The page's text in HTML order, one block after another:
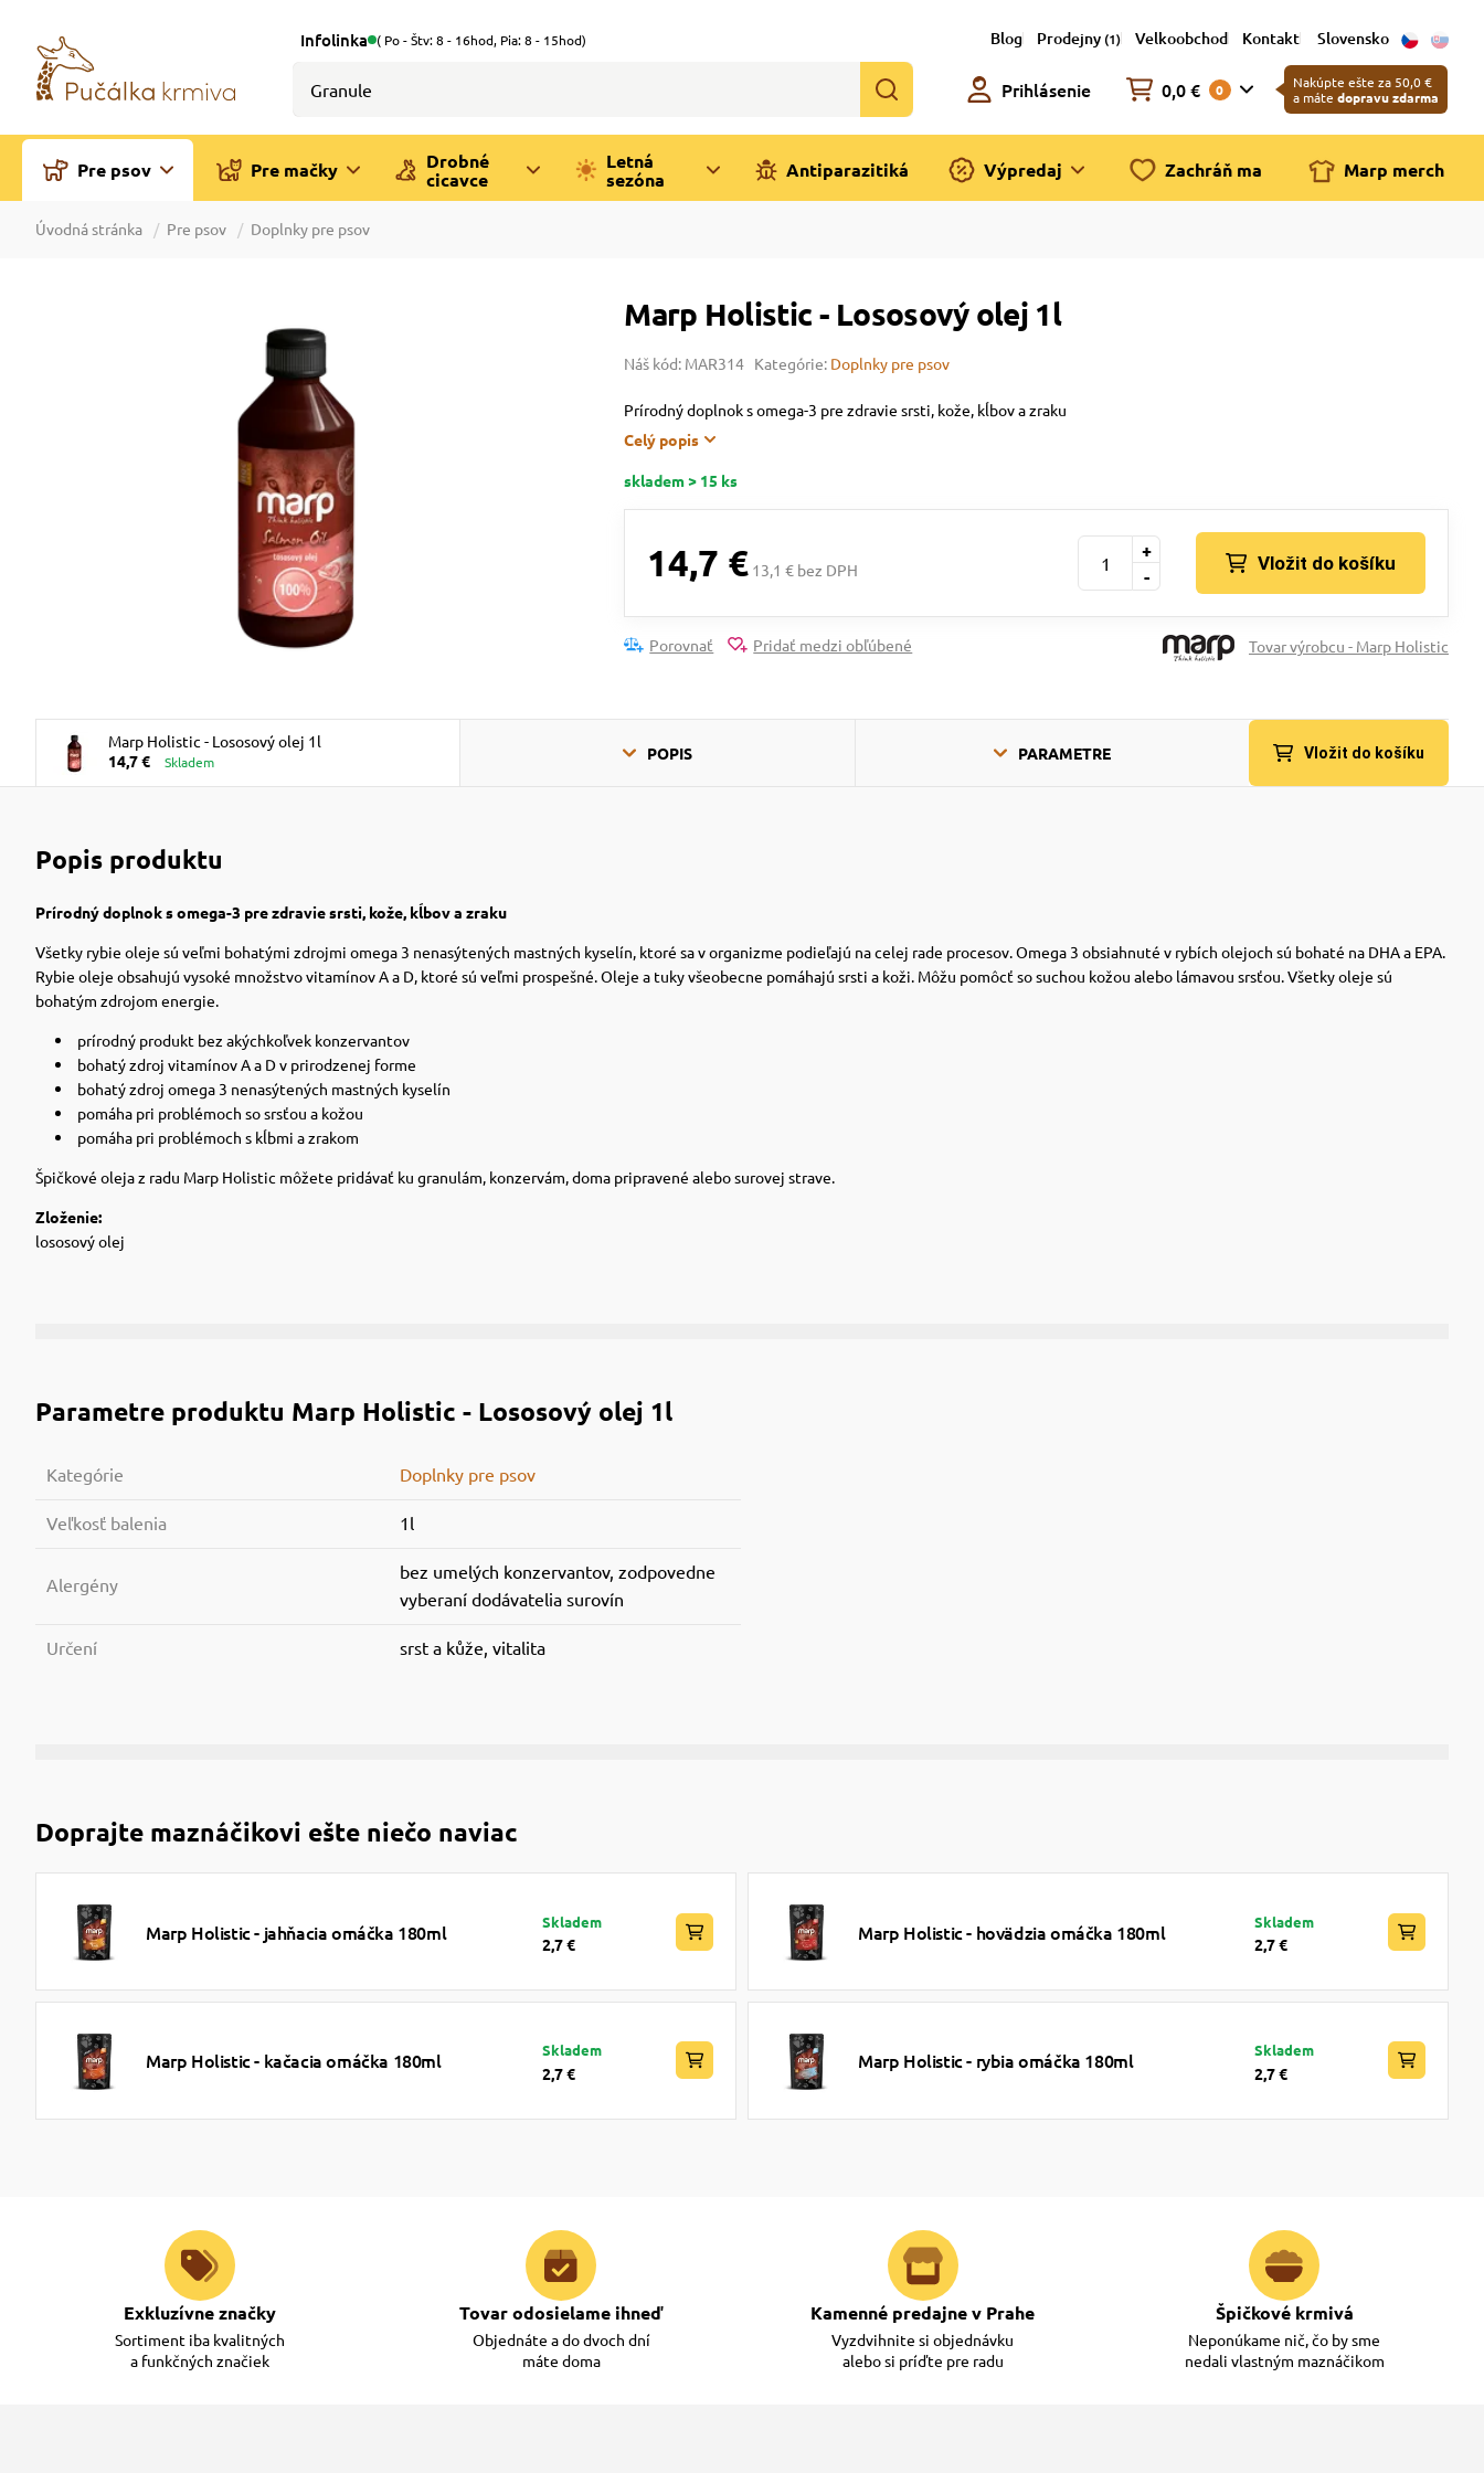
Infolinka ( Po - Štv: 8 - 16hod, Pia: 8 - 15hod) Blog Prodejny (1) Velkoobchod Kontakt Slovensko
Prihlásenie 0,0 € 0
Nakúpte ešte za 50,0 €
a máte dopravu zdarma
Pre psov Pre mačky
Drobné
cicavce
Letná
sezóna
Antiparazitiká Výpredaj Zachráň ma Marp merch
Úvodná stránka Pre psov Doplnky pre psov
Marp Holistic - Lososový olej 1l
Náš kód: MAR314 Kategórie: Doplnky pre psov
Prírodný doplnok s omega-3 pre zdravie srsti, kože, kĺbov a zraku
Celý popis
skladem > 15 ks
14,7 € 13,1 € bez DPH -
+
Vložit do košíku
Porovnať Pridať medzi obľúbené Tovar výrobcu - Marp Holistic
Marp Holistic - Lososový olej 1l
14,7 €
Skladem POPIS PARAMETRE Vložit do košíku
Popis produktu
Prírodný doplnok s omega-3 pre zdravie srsti, kože, kĺbov a zraku
Všetky rybie oleje sú veľmi bohatými zdrojmi omega 3 nenasýtených mastných kyselín, ktoré sa v organizme podieľajú na celej rade procesov. Omega 3 obsiahnuté v rybích olejoch sú bohaté na DHA a EPA.
Rybie oleje obsahujú vysoké množstvo vitamínov A a D, ktoré sú veľmi prospešné. Oleje a tuky všeobecne pomáhajú srsti a koži. Môžu pomôcť so suchou kožou alebo lámavou srsťou. Všetky oleje sú
bohatým zdrojom energie.
prírodný produkt bez akýchkoľvek konzervantov
bohatý zdroj vitamínov A a D v prirodzenej forme
bohatý zdroj omega 3 nenasýtených mastných kyselín
pomáha pri problémoch so srsťou a kožou
pomáha pri problémoch s kĺbmi a zrakom
Špičkové oleja z radu Marp Holistic môžete pridávať ku granulám, konzervám, doma pripravené alebo surovej strave.
Zloženie:
lososový olej
Parametre produktu Marp Holistic - Lososový olej 1l
Kategórie Doplnky pre psov
Veľkosť balenia 1l
Alergény
bez umelých konzervantov, zodpovedne
vyberaní dodávatelia surovín
Určení srst a kůže, vitalita
Doprajte maznáčikovi ešte niečo naviac
Marp Holistic - jahňacia omáčka 180ml Skladem
2,7 €
Marp Holistic - hovädzia omáčka 180ml Skladem
2,7 €
Marp Holistic - kačacia omáčka 180ml Skladem
2,7 €
Marp Holistic - rybia omáčka 180ml Skladem
2,7 €
Exkluzívne značky
Sortiment iba kvalitných
a funkčných značiek
Tovar odosielame ihneď
Objednáte a do dvoch dní
máte doma
Kamenné predajne v Prahe
Vyzdvihnite si objednávku
alebo si príďte pre radu
Špičkové krmivá
Neponúkame nič, čo by sme
nedali vlastným maznáčikom